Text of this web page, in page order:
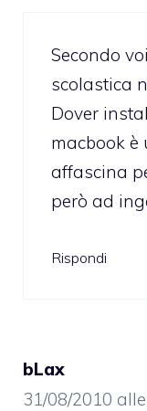
Secondo
scolastica
Dover
macbook è
affascina
però ad
Rispondi
bLax
31/08/2010